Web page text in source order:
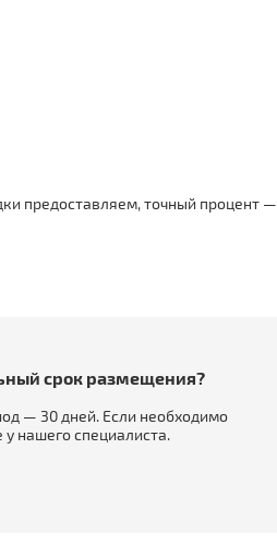
предоставляем, точный процент —
срок размещения?
— 30 дней. Если необходимо
нашего специалиста.